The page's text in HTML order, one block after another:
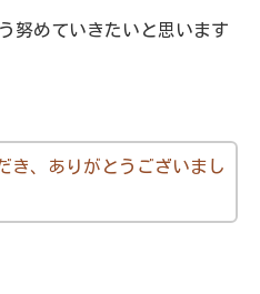
努めていきたいと思います
き、ありがとうございまし